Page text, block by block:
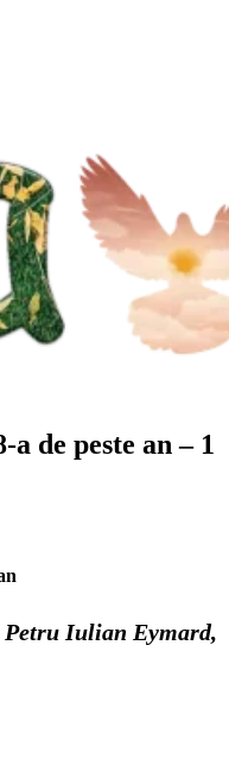
de peste an – 1
Petru Iulian Eymard,